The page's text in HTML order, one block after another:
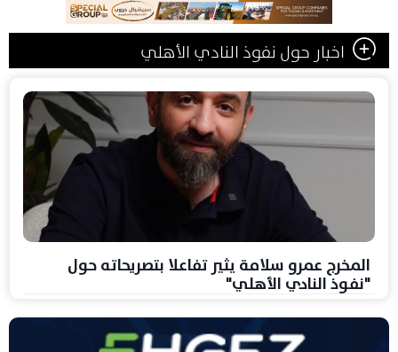
اخبار حول نفوذ النادي الأهلي
المخرج عمرو سلامة يثير تفاعلا بتصريحاته حول
"نفوذ النادي الأهلي"